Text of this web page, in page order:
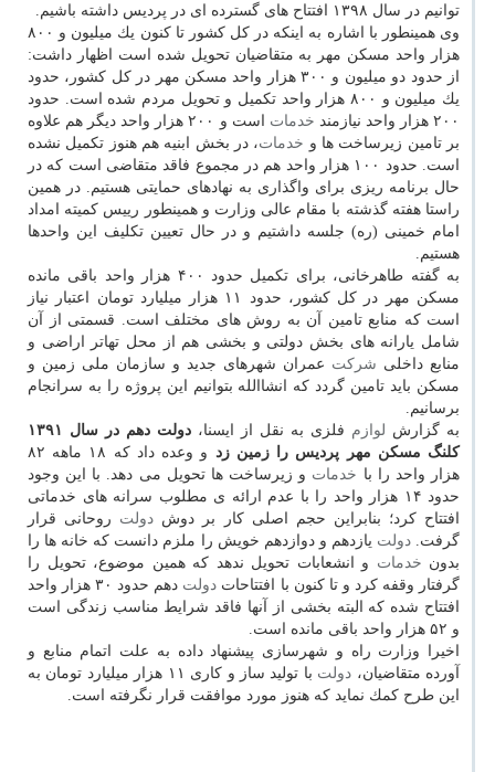
توانیم در سال ۱۳۹۸ افتتاح های گسترده ای در پردیس داشته باشیم.
وی همینطور با اشاره به اینكه در كل كشور تا كنون یك میلیون و ۸۰۰
هزار واحد مسكن مهر به متقاضیان تحویل شده است اظهار داشت:
از حدود دو میلیون و ۳۰۰ هزار واحد مسكن مهر در كل كشور، حدود
یك میلیون و ۸۰۰ هزار واحد تكمیل و تحویل مردم شده است. حدود
۲۰۰ هزار واحد نیازمند
خدمات
است و ۲۰۰ هزار واحد دیگر هم علاوه
بر تامین زیرساخت ها و خدمات، در بخش ابنیه هم هنوز تكمیل نشده
است. حدود ۱۰۰ هزار واحد هم در مجموع فاقد متقاضی است كه در
حال برنامه ریزی برای واگذاری به نهادهای حمایتی هستیم. در همین
راستا هفته گذشته با مقام عالی وزارت و همینطور رییس كمیته امداد
امام خمینی (ره) جلسه داشتیم و در حال تعیین تكلیف این واحدها
هستیم.
به گفته طاهرخانی، برای تكمیل حدود ۴۰۰ هزار واحد باقی مانده
مسكن مهر در كل كشور، حدود ۱۱ هزار میلیارد تومان اعتبار نیاز
است كه منابع تامین آن به روش های مختلف است. قسمتی از آن
شامل یارانه های بخش دولتی و بخشی هم از محل تهاتر اراضی و
منابع داخلی شركت عمران شهرهای جدید و سازمان ملی زمین و
مسكن باید تامین گردد كه انشاالله بتوانیم این پروژه را به سرانجام
برسانیم.
به گزارش لوازم فلزی به نقل از ایسنا،
دولت دهم در سال ۱۳۹۱
كلنگ مسكن مهر پردیس را زمین زد
و وعده داد كه ۱۸ ماهه ۸۲
هزار واحد را با خدمات و زیرساخت ها تحویل می دهد. با این وجود
حدود ۱۴ هزار واحد را با عدم ارائه ی مطلوب سرانه های خدماتی
افتتاح كرد؛ بنابراین حجم اصلی كار بر دوش دولت روحانی قرار
گرفت.دولت یازدهم و دوازدهم خویش را ملزم دانست كه خانه ها را
بدون خدمات و انشعابات تحویل ندهد كه همین موضوع، تحویل را
گرفتار وقفه كرد و تا كنون با افتتاحات دولت
دهم حدود ۳۰ هزار واحد
افتتاح شده كه البته بخشی از آنها فاقد شرایط مناسب زندگی است
و ۵۲ هزار واحد باقی مانده است.
اخیرا وزارت راه و شهرسازی پیشنهاد داده به علت اتمام منابع و
آورده متقاضیان، دولت
با تولید ساز و كاری ۱۱ هزار میلیارد تومان به
این طرح كمك نماید كه هنوز مورد موافقت قرار نگرفته است.